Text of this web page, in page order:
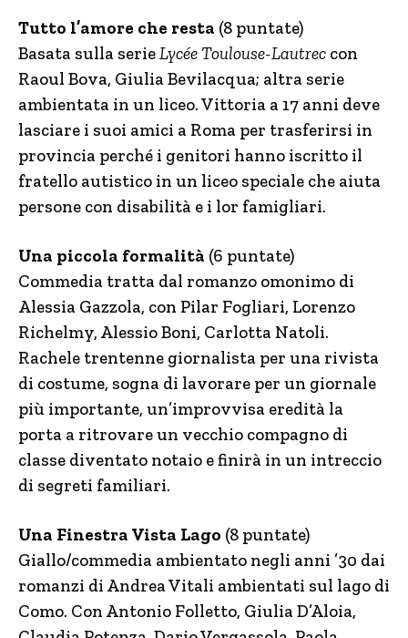
Tutto l’amore che resta (8 puntate)
Basata sulla serieLycée Toulouse-Lautrec con
Raoul Bova, Giulia Bevilacqua; altra serie
ambientata in un liceo. Vittoria a 17 anni deve
lasciare i suoi amici a Roma per trasferirsi in
provincia perché i genitori hanno iscritto il
fratello autistico in un liceo speciale che aiuta
persone con disabilità e i lor famigliari.
Una piccola formalità (6 puntate)
Commedia tratta dal romanzo omonimo di
Alessia Gazzola, con Pilar Fogliari, Lorenzo
Richelmy, Alessio Boni, Carlotta Natoli.
Rachele trentenne giornalista per una rivista
di costume, sogna di lavorare per un giornale
più importante, un’improvvisa eredità la
porta a ritrovare un vecchio compagno di
classe diventato notaio e finirà in un intreccio
di segreti familiari.
Una Finestra Vista Lago (8 puntate)
Giallo/commedia ambientato negli anni ’30 dai
romanzi di Andrea Vitali ambientati sul lago di
Como. Con Antonio Folletto, Giulia D’Aloia,